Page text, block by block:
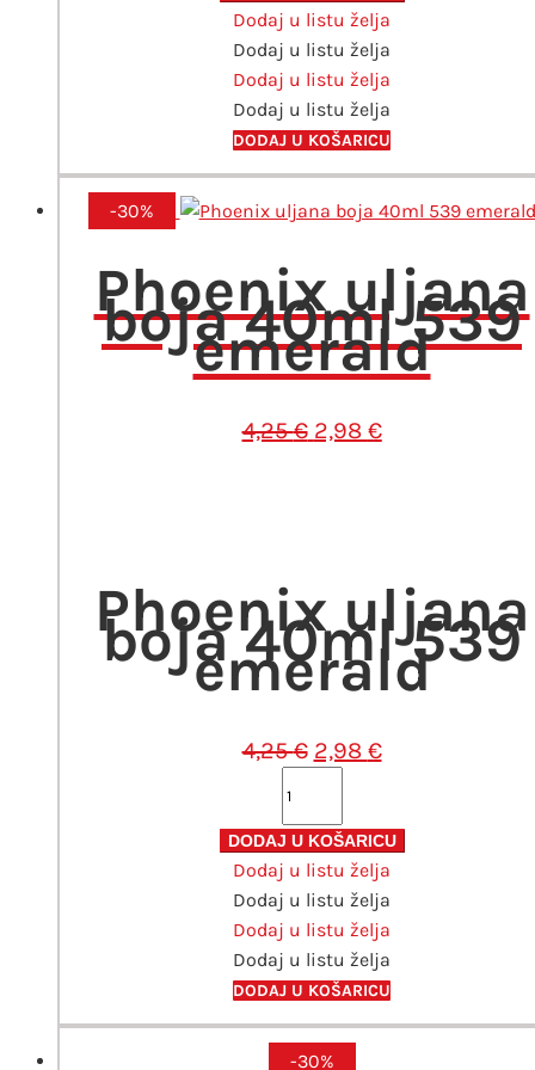
4,25 €.
40ml
445
prussian
blue
količina
Dodaj u listu želja
Dodaj u listu želja
Dodaj u listu želja
Dodaj u listu želja
DODAJ U KOŠARICU
-30%
Phoenix uljana
boja 40ml 539
emerald
4,25€ Izvorna
2,98 €Trenutna
Phoenix uljana
boja 40ml 539
emerald
4,25€ Izvorna
je:
4,25 €.
2,98 €Trenutna
2,98 €.
boja
40ml
539
emerald
količina
DODAJ U KOŠARICU
Dodaj u listu želja
Dodaj u listu želja
Dodaj u listu želja
Dodaj u listu želja
DODAJ U KOŠARICU
-30%